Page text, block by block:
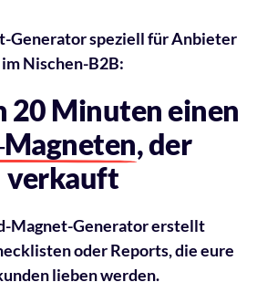
Generator speziell für Anbieter
im Nischen-B2B:
Magneten, der
verkauft
Magnet-Generator erstellt
oder Reports, die eure
lieben werden.